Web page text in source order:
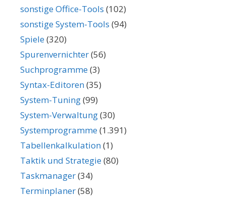
sonstige Office-Tools (102)
sonstige System-Tools (94)
Spiele(320)
Spurenvernichter(56)
Suchprogramme(3)
Syntax-Editoren(35)
System-Tuning(99)
System-Verwaltung(30)
Systemprogramme(1.391)
Tabellenkalkulation(1)
Taktik und Strategie(80)
Taskmanager(34)
Terminplaner(58)